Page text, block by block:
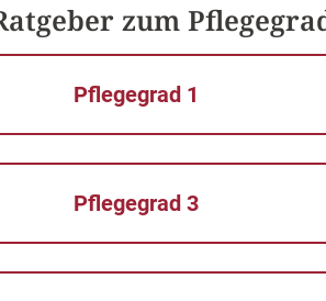
zum
Pflegegrad 1
Pflegegrad 3